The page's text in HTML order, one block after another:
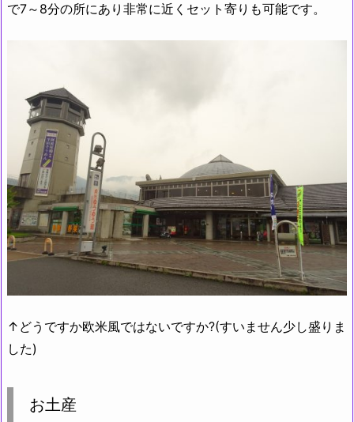
で7～8分の所にあり非常に近くセット寄りも可能です。
↑どうですか欧米風ではないですか?(すいません少し盛りま
した)
お土産